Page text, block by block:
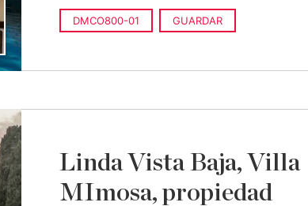
DMCO800-01 GUARDAR
Linda Vista Baja, Villa
MImosa, propiedad